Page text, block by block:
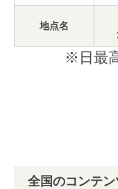
地点名
※日最
全国のコンテン